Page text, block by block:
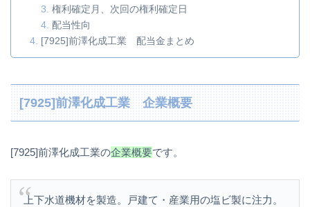
権利確定月、次回の権利確定日
配当性向
[7925]前澤化成工業 配当金まとめ
[7925]前澤化成工業 企業概要
[7925]前澤化成工業の企業概要です。
上下水道機材を製造。戸建て・産業用の塩ビ製に注力。